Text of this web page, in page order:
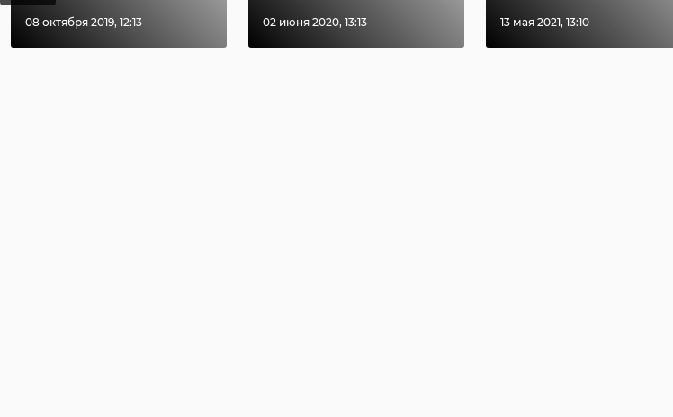
08 октября 2019, 12:13 02 июня 2020, 13:13 13 мая 2021, 13:10